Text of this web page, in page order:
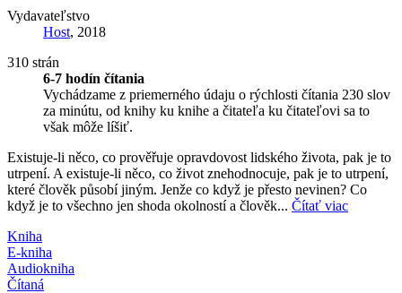
Vydavateľstvo
Host, 2018
310 strán
6-7 hodín čítania
Vychádzame z priemerného údaju o rýchlosti čítania 230 slov
za minútu, od knihy ku knihe a čitateľa ku čitateľovi sa to
však môže líšiť.
Existuje-li něco, co prověřuje opravdovost lidského života, pak je to
utrpení. A existuje-li něco, co život znehodnocuje, pak je to utrpení,
které člověk působí jiným. Jenže co když je přesto nevinen? Co
když je to všechno jen shoda okolností a člověk... Čítať viac
Kniha
E-kniha
Audiokniha
Čítaná